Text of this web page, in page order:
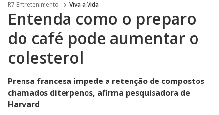
R7 Entretenimento Viva a Vida
Entenda como o preparo
do café pode aumentar o
colesterol
Prensa francesa impede a retenção de compostos
chamados diterpenos, afirma pesquisadora de
Harvard